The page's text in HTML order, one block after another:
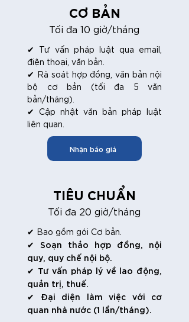
CƠ BẢN
Tối đa 10 giờ/tháng
✔ Tư vấn pháp luật qua email,
điện thoại, văn bản.
✔ Rà soát hợp đồng, văn bản nội
bộ cơ bản (tối đa 5 văn
bản/tháng).
✔ Cập nhật văn bản pháp luật
liên quan.
Nhận báo giá
TIÊU CHUẨN
Tối đa 20 giờ/tháng
✔ Bao gồm gói Cơ bản.
✔ Soạn thảo hợp đồng, nội
quy, quy chế nội bộ.
✔ Tư vấn pháp lý về lao động,
quản trị, thuế.
✔ Đại diện làm việc với cơ
quan nhà nước (1 lần/tháng).